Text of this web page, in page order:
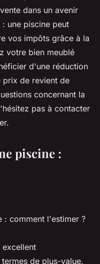
dans un avenir
une piscine peut
vos impôts grâce à la
votre bien meublé
d'une réduction
de revient de
concernant la
pas à contacter
piscine :
: comment l'estimer ?
excellent
de plus-value.